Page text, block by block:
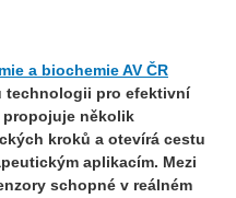
a biochemie AV ČR
technolo­gii pro efektivní
propojuje několik
kroků a otevírá cestu
aplikacím. Mezi
schopné v reálném